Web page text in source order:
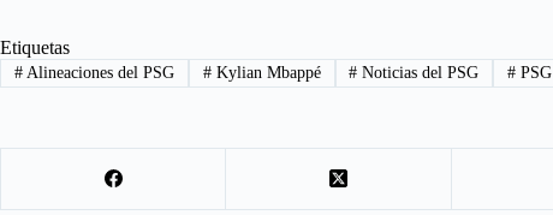
Etiquetas
#Alineaciones del PSG #Kylian Mbappé # Noticias del PSG # PSG